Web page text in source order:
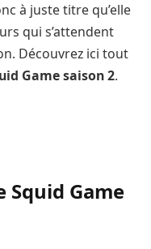
à juste titre qu’elle
qui s’attendent
Découvrez ici tout
Game saison 2.
Game